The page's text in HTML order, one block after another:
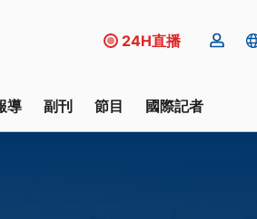
24H直播
導 副刊 節目 國際記者